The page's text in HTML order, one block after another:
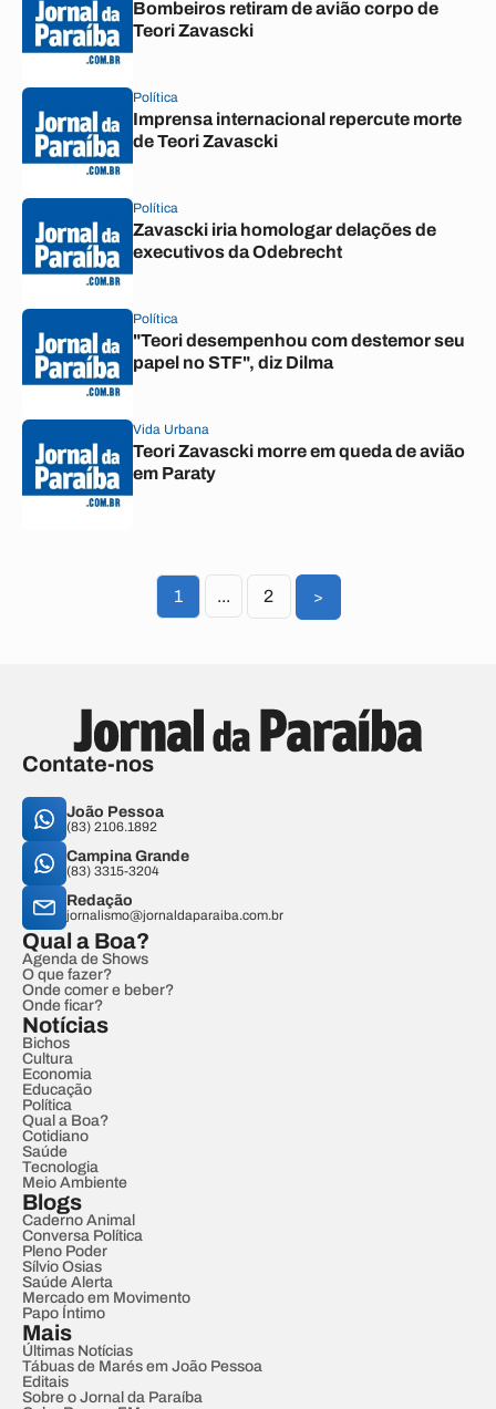
Bombeiros retiram de avião corpo de
Teori Zavascki
Política
Imprensa internacional repercute morte
de Teori Zavascki
Política
Zavascki iria homologar delações de
executivos da Odebrecht
Política
"Teori desempenhou com destemor seu
papel no STF", diz Dilma
Vida Urbana
Teori Zavascki morre em queda de avião
em Paraty
1 ... 2 >
Contate-nos
João Pessoa
(83) 2106.1892
Campina Grande
(83) 3315-3204
Redação
jornalismo@jornaldaparaiba.com.br
Qual a Boa?
Agenda de Shows
O que fazer?
Onde comer e beber?
Onde ficar?
Notícias
Bichos
Cultura
Economia
Educação
Política
Qual a Boa?
Cotidiano
Saúde
Tecnologia
Meio Ambiente
Blogs
Caderno Animal
Conversa Política
Pleno Poder
Sílvio Osias
Saúde Alerta
Mercado em Movimento
Papo Íntimo
Mais
Últimas Notícias
Tábuas de Marés em João Pessoa
Editais
Sobre o Jornal da Paraíba